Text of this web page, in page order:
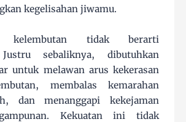
kegelisahan jiwamu.
kelembutan tidak berarti
sebaliknya, dibutuhkan
untuk melawan arus kekerasan
membalas kemarahan
dan menanggapi kekejaman
Kekuatan ini tidak